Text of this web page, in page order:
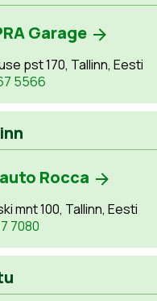
Garage
pst 170, Tallinn, Eesti
5566
Rocca
mnt 100, Tallinn, Eesti
7080